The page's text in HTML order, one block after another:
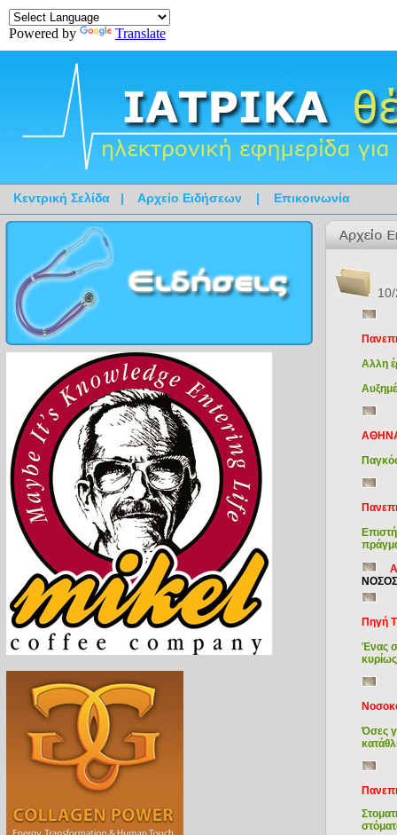
Powered by Translate
Κεντρική Σελίδα | Αρχείο Ειδήσεων | Επικοινωνία
Αλλη
Πηγή
Ένας
Όσες